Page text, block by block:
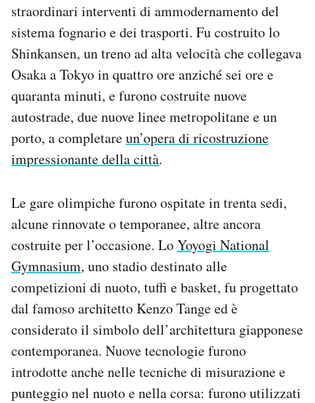
straordinari interventi di ammodernamento del
sistema fognario e dei trasporti. Fu costruito lo
Shinkansen, un treno ad alta velocità che collegava
Osaka a Tokyo in quattro ore anziché sei ore e
quaranta minuti, e furono costruite nuove
autostrade, due nuove linee metropolitane e un
porto, a completareun’opera di ricostruzione
impressionante della città.
Le gare olimpiche furono ospitate in trenta sedi,
alcune rinnovate o temporanee, altre ancora
costruite per l’occasione. LoYoyogi National
Gymnasium, uno stadio destinato alle
competizioni di nuoto, tuffi e basket, fu progettato
dal famoso architetto Kenzo Tange ed è
considerato il simbolo dell’architettura giapponese
contemporanea. Nuove tecnologie furono
introdotte anche nelle tecniche di misurazione e
punteggio nel nuoto e nella corsa: furono utilizzati